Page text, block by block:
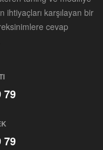
ihtiyaçları karşılayan bir
cevap
79
79